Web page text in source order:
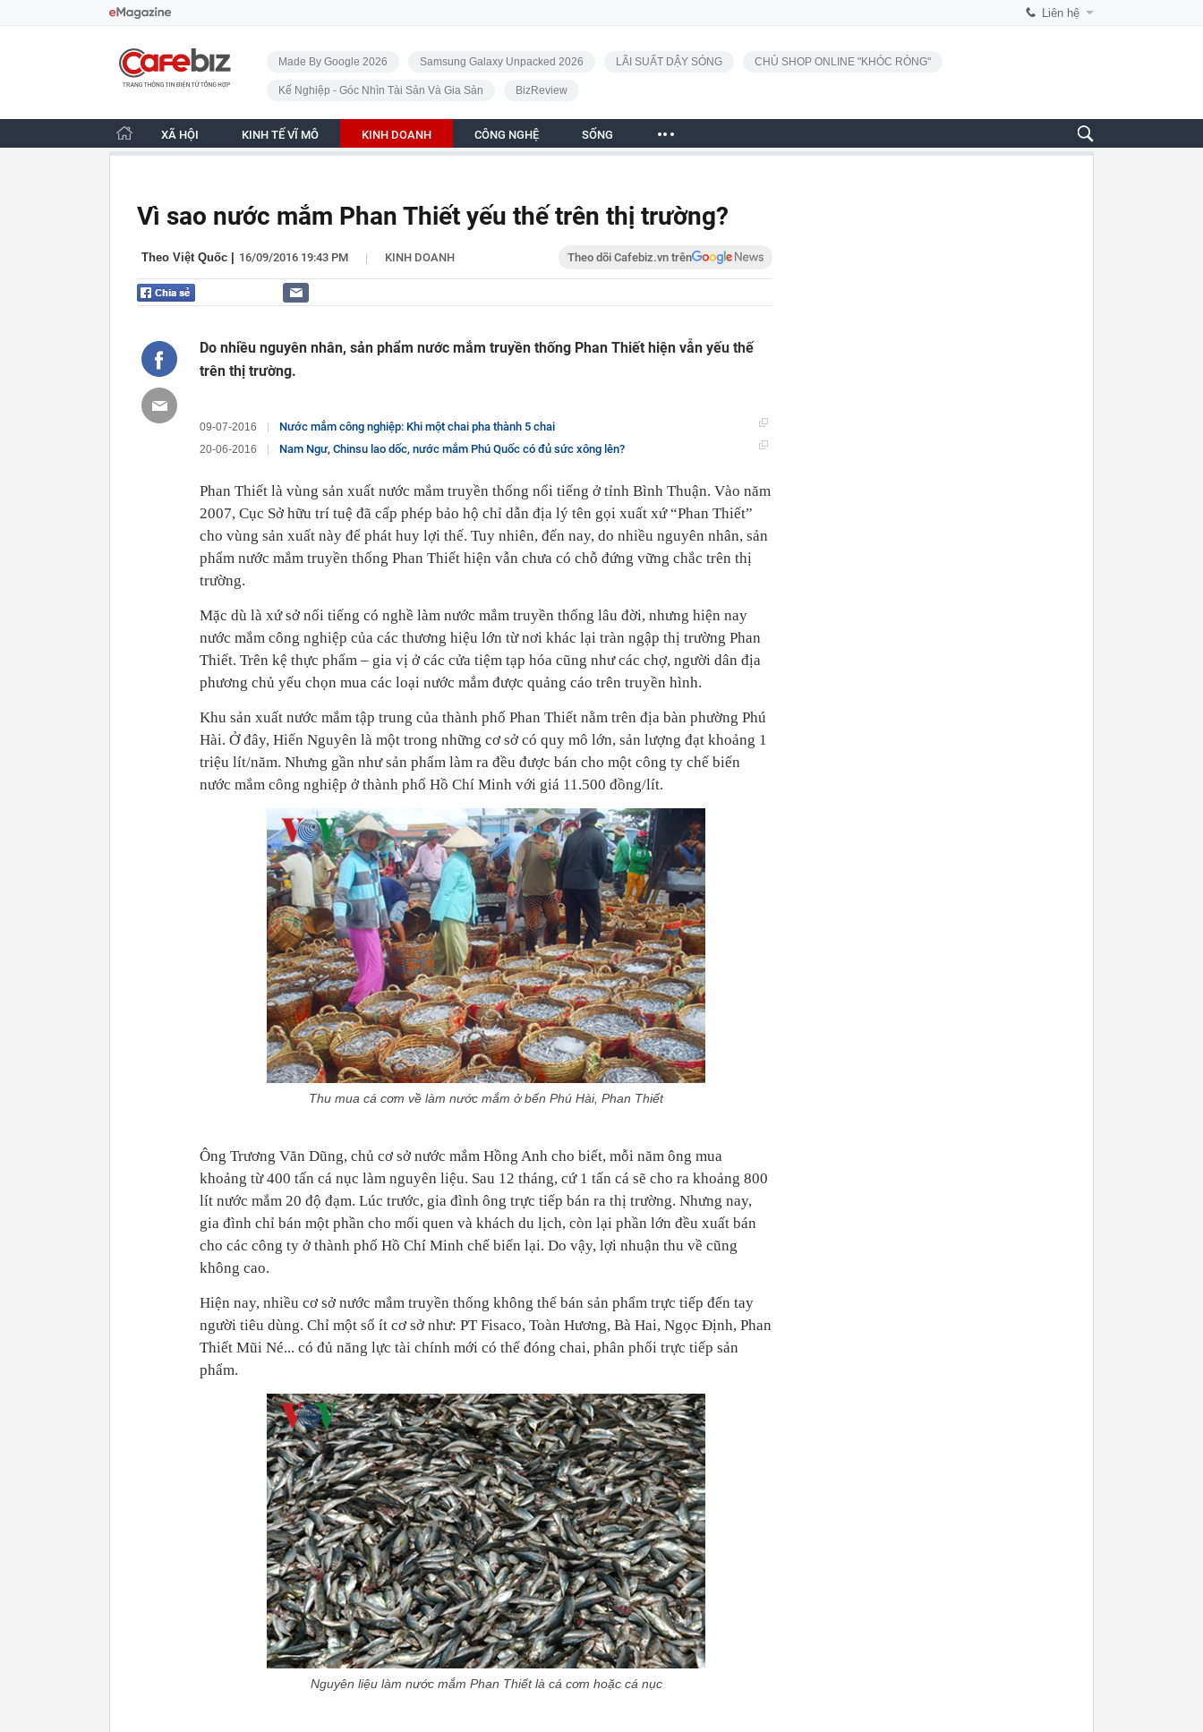
Liên hệ
CafeBiz - Trang chủ
Made By Google 2026 Samsung Galaxy Unpacked 2026 LÃI SUẤT DẬY SÓNG CHỦ SHOP ONLINE "KHÓC RÒNG"
Kế Nghiệp - Góc Nhìn Tài Sản Và Gia Sản BizReview
XÃ HỘI KINH TẾ VĨ MÔ KINH DOANH CÔNG NGHỆ SỐNG
Vì sao nước mắm Phan Thiết yếu thế trên thị trường?
Theo Việt Quốc 16/09/2016 19:43 PM | KINH DOANH Theo dõi Cafebiz.vn trên
Do nhiều nguyên nhân, sản phẩm nước mắm truyền thống Phan Thiết hiện vẫn yếu thế
trên thị trường.
09-07-2016 Nước mắm công nghiệp: Khi một chai pha thành 5 chai
20-06-2016 Nam Ngư, Chinsu lao dốc, nước mắm Phú Quốc có đủ sức xông lên?
Phan Thiết là vùng sản xuất nước mắm truyền thống nổi tiếng ở tỉnh Bình Thuận. Vào năm
2007, Cục Sở hữu trí tuệ đã cấp phép bảo hộ chỉ dẫn địa lý tên gọi xuất xứ “Phan Thiết”
cho vùng sản xuất này để phát huy lợi thế. Tuy nhiên, đến nay, do nhiều nguyên nhân, sản
phẩm nước mắm truyền thống Phan Thiết hiện vẫn chưa có chỗ đứng vững chắc trên thị
trường.
Mặc dù là xứ sở nối tiếng có nghề làm nước mắm truyền thống lâu đời, nhưng hiện nay
nước mắm công nghiệp của các thương hiệu lớn từ nơi khác lại tràn ngập thị trường Phan
Thiết. Trên kệ thực phẩm – gia vị ở các cửa tiệm tạp hóa cũng như các chợ, người dân địa
phương chủ yếu chọn mua các loại nước mắm được quảng cáo trên truyền hình.
Khu sản xuất nước mắm tập trung của thành phố Phan Thiết nằm trên địa bàn phường Phú
Hài. Ở đây, Hiến Nguyên là một trong những cơ sở có quy mô lớn, sản lượng đạt khoảng 1
triệu lít/năm. Nhưng gần như sản phẩm làm ra đều được bán cho một công ty chế biến
nước mắm công nghiệp ở thành phố Hồ Chí Minh với giá 11.500 đồng/lít.
Thu mua cá cơm về làm nước mắm ở bến Phú Hài, Phan Thiết
Ông Trương Văn Dũng, chủ cơ sở nước mắm Hồng Anh cho biết, mỗi năm ông mua
khoảng từ 400 tấn cá nục làm nguyên liệu. Sau 12 tháng, cứ 1 tấn cá sẽ cho ra khoảng 800
lít nước mắm 20 độ đạm. Lúc trước, gia đình ông trực tiếp bán ra thị trường. Nhưng nay,
gia đình chỉ bán một phần cho mối quen và khách du lịch, còn lại phần lớn đều xuất bán
cho các công ty ở thành phố Hồ Chí Minh chế biến lại. Do vậy, lợi nhuận thu về cũng
không cao.
Hiện nay, nhiều cơ sở nước mắm truyền thống không thể bán sản phẩm trực tiếp đến tay
người tiêu dùng. Chỉ một số ít cơ sở như: PT Fisaco, Toàn Hương, Bà Hai, Ngọc Định, Phan
Thiết Mũi Né... có đủ năng lực tài chính mới có thể đóng chai, phân phối trực tiếp sản
phẩm.
Nguyên liệu làm nước mắm Phan Thiết là cá cơm hoặc cá nục